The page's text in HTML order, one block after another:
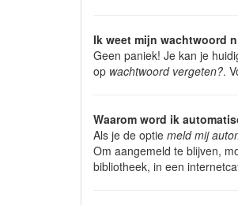
Ik weet mijn wachtwoord
Geen paniek! Je kan je
op wachtwoord vergeten?.
Waarom word ik
Als je de optie meld mij
Om aangemeld te blijven,
bibliotheek, in een